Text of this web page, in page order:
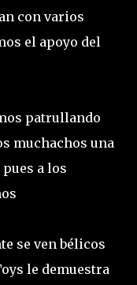
con varios
el apoyo del
patrullando
muchachos una
a los
se ven bélicos
le demuestra